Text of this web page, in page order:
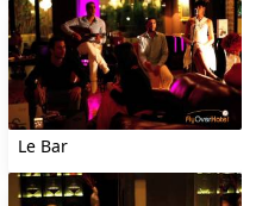
Le Bar